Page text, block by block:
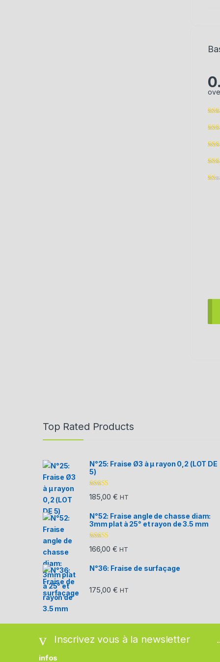
Top Rated Products
N°25: Fraise Ø3 à µ rayon 0,2 (LOT DE
5)
Note5.00sur
5
185,00€ HT
N°52: Fraise angle de chasse diam:
3mm plat à 25° et rayon de 3.5 mm
Note5.00sur
5
166,00€ HT
N°36: Fraise de surfaçage
175,00€ HT
Inscrivez vous à la newsletter
infos